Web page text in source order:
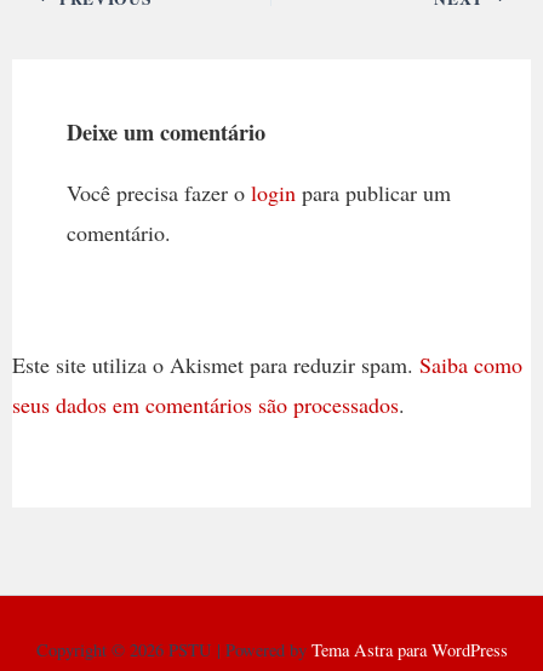
Deixe um comentário
Você precisa fazer o login para publicar um
comentário.
Este site utiliza o Akismet para reduzir spam. Saiba como
seus dados em comentários são processados.
Copyright © 2026 PSTU | Powered by Tema Astra para WordPress